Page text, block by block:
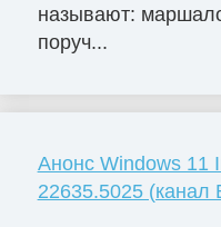
называют:
поруч...
Анонс Windows 11
22635.5025 (канал